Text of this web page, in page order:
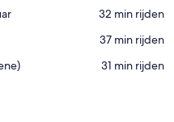
‪32 min rijden‬
‪37 min rijden‬
‪31 min rijden‬